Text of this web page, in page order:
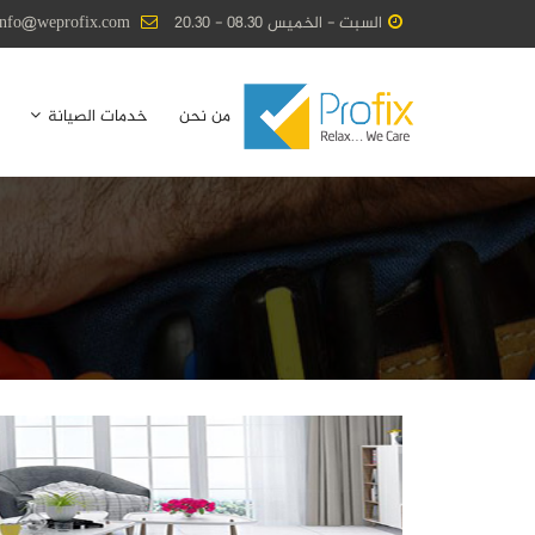
السبت - الخميس 08.30 - 20.30
من نحن خدمات الصيانة